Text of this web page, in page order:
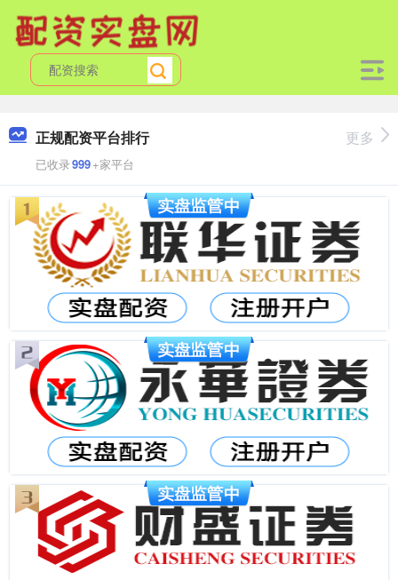
正规配资平台排行
已收录999+家平台
更多